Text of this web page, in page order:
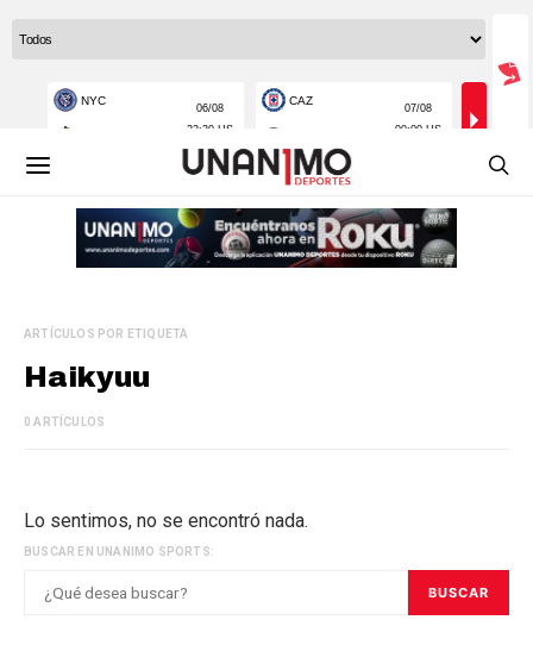
ARTÍCULOS POR ETIQUETA
Haikyuu
0 ARTÍCULOS
Lo sentimos, no se encontró nada.
BUSCAR EN UNANIMO SPORTS:
BUSCAR